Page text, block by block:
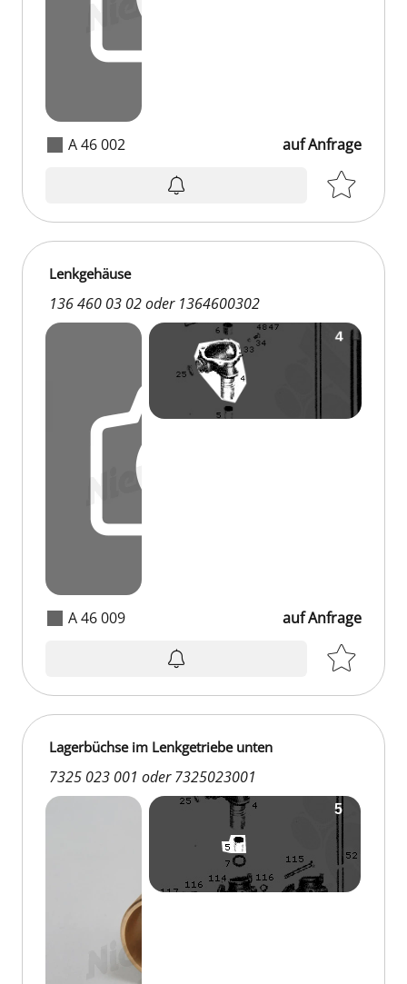
A 46 002 auf Anfrage
A 46 009
Lenkgehäuse
136 460 03 02 oder 1364600302
auf Anfrage
Lagerbüchse im Lenkgetriebe unten
7325 023 001 oder 7325023001